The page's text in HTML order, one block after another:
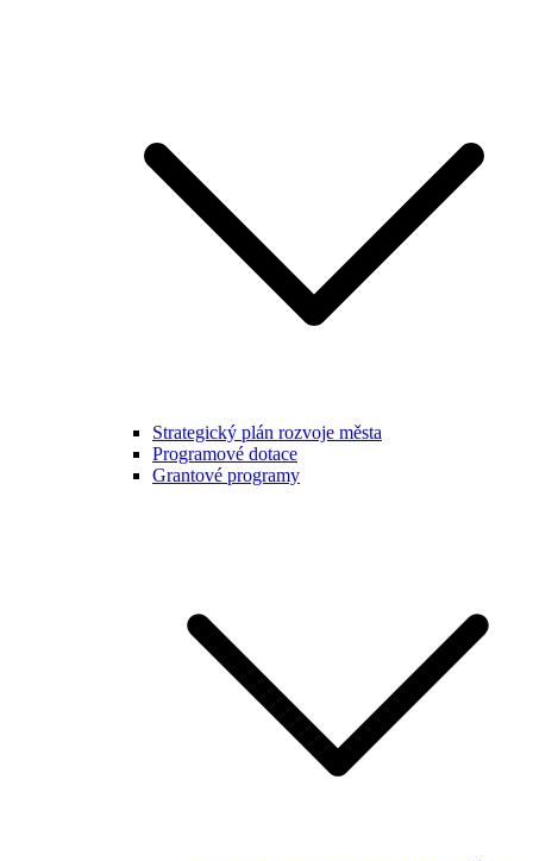
Strategický plán rozvoje města
Programové dotace
Grantové programy